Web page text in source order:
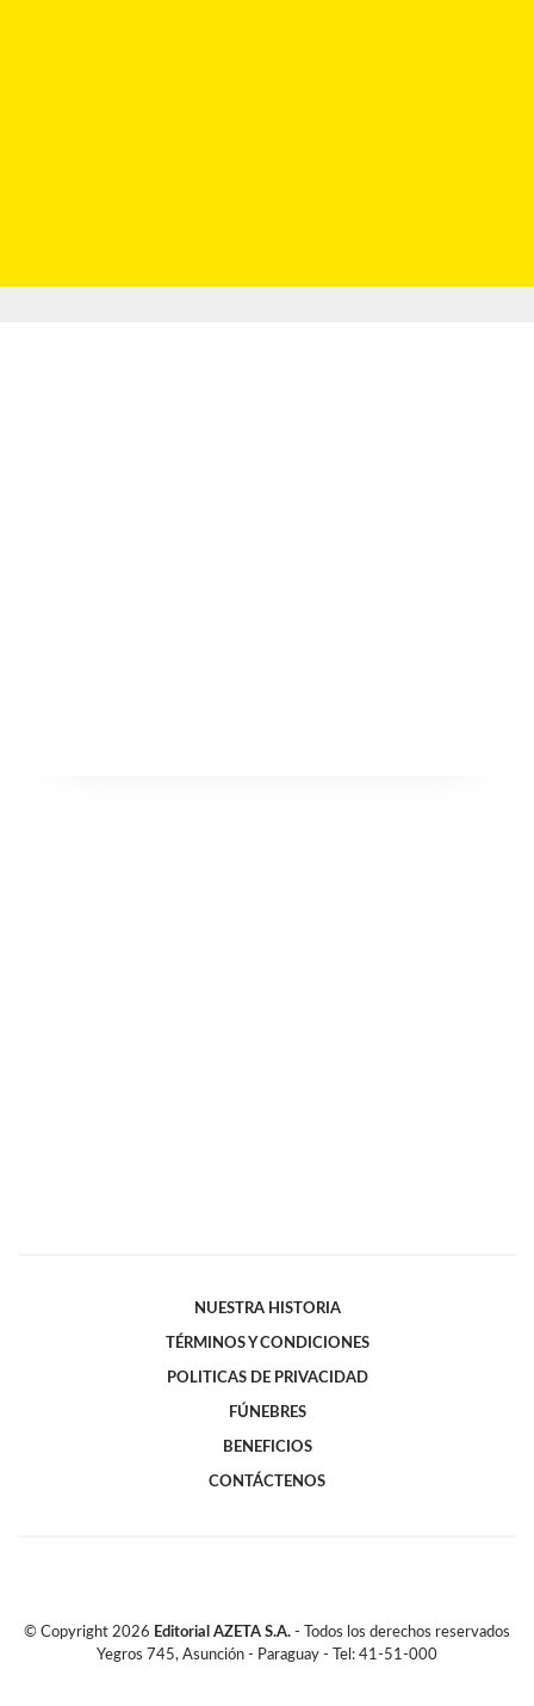
NUESTRA HISTORIA
TÉRMINOS Y CONDICIONES
POLITICAS DE PRIVACIDAD
FÚNEBRES
BENEFICIOS
CONTÁCTENOS
© Copyright 2026 Editorial AZETA S.A. - Todos los derechos reservados
Yegros 745, Asunción - Paraguay - Tel: 41-51-000